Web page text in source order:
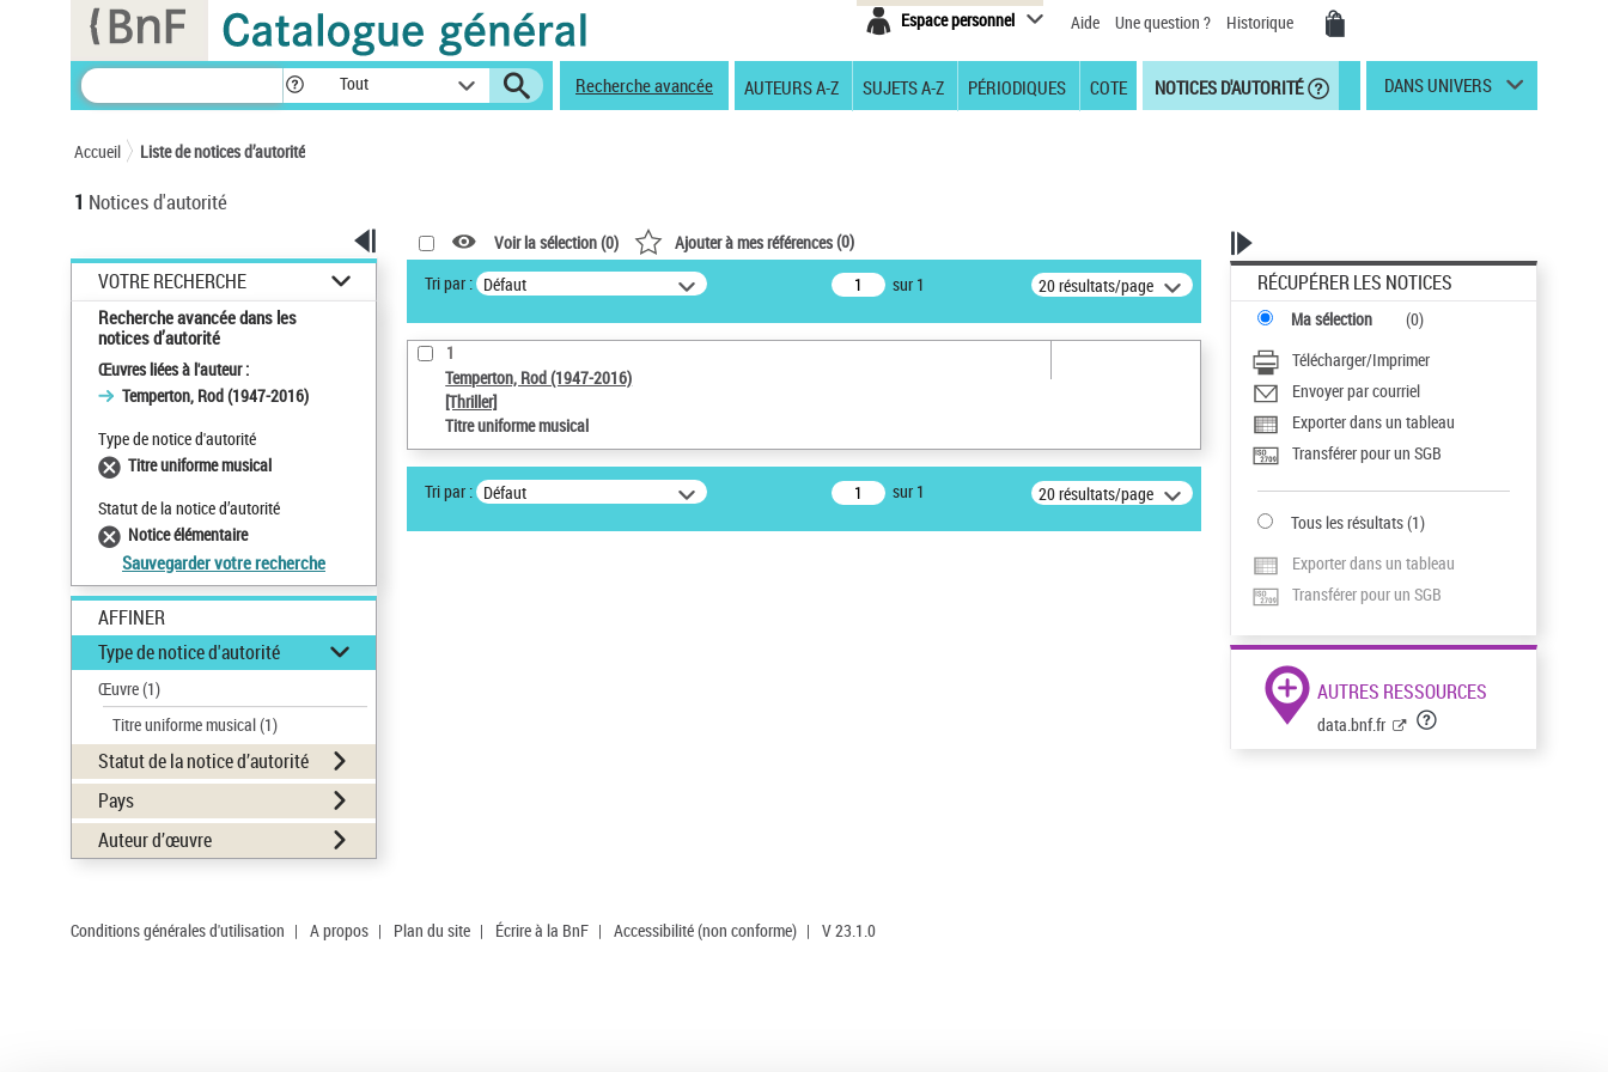
Espace personnel Aide Une question ? Historique
Tout Recherche avancée AUTEURS A-Z SUJETS A-Z PÉRIODIQUES COTE NOTICES D'AUTORITÉ DANS UNIVERS
Accueil Liste de notices d’autorité
1 Notices d'autorité
VOTRE RECHERCHE
Recherche avancée dans les
notices d’autorité
Œuvres liées à l'auteur :
Temperton, Rod (1947-2016)
Type de notice d'autorité
Titre uniforme musical
Statut de la notice d’autorité
Notice élémentaire
Sauvegarder votre recherche
AFFINER
Type de notice d'autorité
Œuvre(1)
Titre uniforme musical(1)
Statut de la notice d’autorité
Pays
Auteur d’œuvre
Voir la sélection (0) Ajouter à mes références(0)
Tri par : Défaut sur 1 20 résultats/page
1
Temperton, Rod (1947-2016)
[Thriller]
Titre uniforme musical
Tri par : Défaut sur 1 20 résultats/page
RÉCUPÉRER LES NOTICES
Ma sélection (0)
Télécharger/Imprimer
Envoyer par courriel
Exporter dans un tableau
Transférer pour un SGB
Tous les résultats(1)
Exporter dans un tableau
Transférer pour un SGB
AUTRES RESSOURCES
data.bnf.fr
Conditions générales d'utilisation | A propos | Plan du site | Écrire à la BnF | Accessibilité (non conforme) | V 23.1.0
Panneau de gestion des cookies